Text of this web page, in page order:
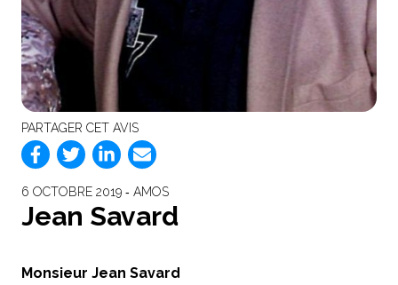
PARTAGER CET AVIS
6 OCTOBRE 2019 ‐ AMOS
Jean Savard
Monsieur Jean Savard